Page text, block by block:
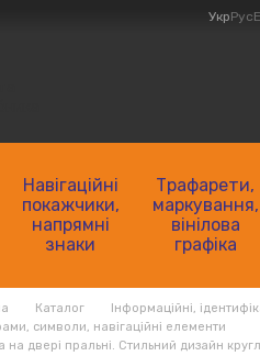
УкрРус
Навігаційні
покажчики,
напрямні
знаки
Трафарети,
маркування,
вінілова
графіка
Каталог
Інформаційні,
символи, навігаційні елементи
на двері пральні. Стильний дизайн